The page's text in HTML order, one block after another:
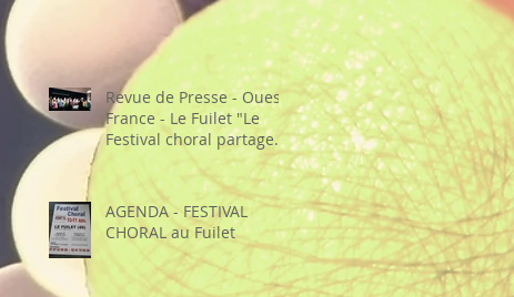
Revue de Presse - Ouest-
France - Le Fuilet "Le
Festival choral partage
AGENDA - FESTIVAL
CHORAL au Fuilet